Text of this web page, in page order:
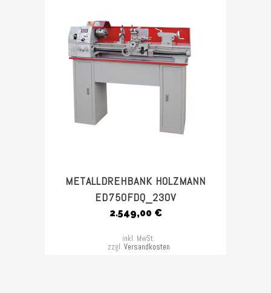
METALLDREHBANK HOLZMANN
ED750FDQ_230V
2.549,00 €
inkl. MwSt.
zzgl. Versandkosten